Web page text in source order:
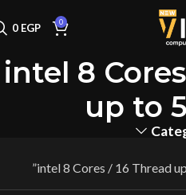
0
0 EGP
intel 8
up to